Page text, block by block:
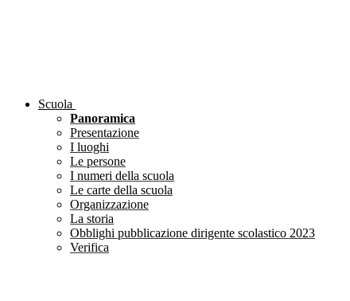
Scuola
Panoramica
Presentazione
I luoghi
Le persone
I numeri della scuola
Le carte della scuola
Organizzazione
La storia
Obblighi pubblicazione dirigente scolastico 2023
Verifica